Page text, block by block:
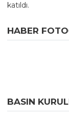
katıldı.
HABER
BASIN